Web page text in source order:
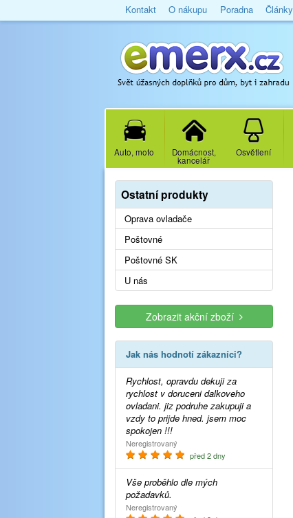
Kontakt O nákupu Poradna Články
Auto, moto Domácnost,
kancelář
Osvětlení
Ostatní produkty
Oprava ovladače
Poštovné
Poštovné SK
U nás
Zobrazit akční zboží
Jak nás hodnotí zákazníci?
Rychlost, opravdu dekuji za
rychlost v doruceni dalkoveho
ovladani. jiz podruhe zakupuji a
vzdy to prijde hned. jsem moc
spokojen !!!
Neregistrovaný
před 2 dny
Vše proběhlo dle mých
požadavků.
Neregistrovaný